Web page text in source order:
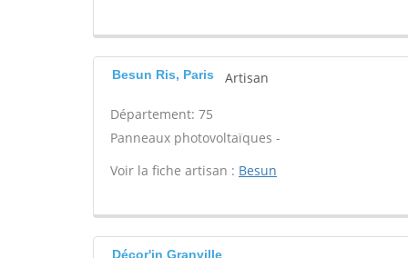
Besun Ris, Paris Artisan
Département: 75
Panneaux photovoltaïques -
Voir la fiche artisan : Besun
Décor'in Granville